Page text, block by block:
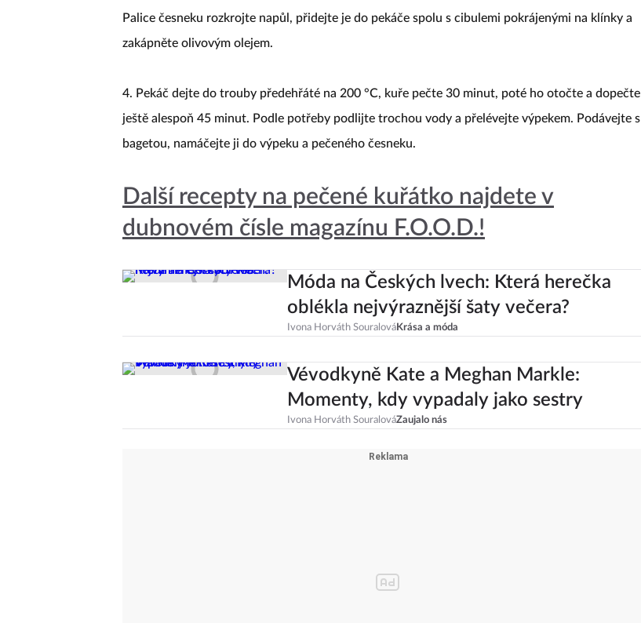
Palice česneku rozkrojte napůl, přidejte je do pekáče spolu s cibulemi pokrájenými na klínky a
zakápněte olivovým olejem.
4. Pekáč dejte do trouby předehřáté na 200 °C, kuře pečte 30 minut, poté ho otočte a dopečte
ještě alespoň 45 minut. Podle potřeby podlijte trochou vody a přelévejte výpekem. Podávejte s
bagetou, namáčejte ji do výpeku a pečeného česneku.
Další recepty na pečené kuřátko najdete v
dubnovém čísle magazínu F.O.O.D.!
Móda na Českých lvech: Která herečka
oblékla nejvýraznější šaty večera?
Ivona Horváth SouralováKrása a móda
Vévodkyně Kate a Meghan Markle:
Momenty, kdy vypadaly jako sestry
Ivona Horváth SouralováZaujalo nás